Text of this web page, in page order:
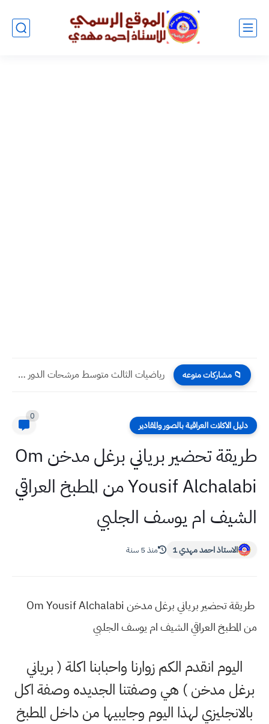
📁 مشاركات منوعه رياضيات الثالث متوسط مرشحات الدور الاول 2022 المراجعة المركزه مع...
دليل الاكلات العراقية بالصور والمقادير
0
طريقة تحضير برياني برغل مدخن Om
Yousif Alchalabi من المطبخ العراقي
الشيف ام يوسف الجلبي
الاستاذ احمد مهدي 1 منذ 5 سنة
طريقة تحضير برياني برغل مدخن Om Yousif Alchalabi
من المطبخ العراقي الشيف ام يوسف الجلبي
اليوم انقدم الكم زوارنا واحبابنا اكلة ( برياني
برغل مدخن ) هي وصفتنا الجديده وصفة اكل
بالانجليزي لهذا اليوم وجايبيها من داخل المطبخ